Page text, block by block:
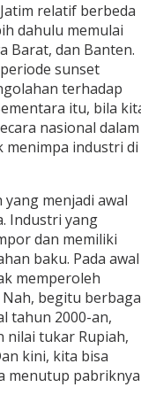
relatif berbeda
dahulu memulai
Barat, dan Banten.
sunset
terhadap
itu, bila
nasional dalam
menimpa industri di
yang menjadi awal
Industri yang
dan memiliki
baku. Pada awal
memperoleh
begitu
tahun 2000-an,
nilai tukar Rupiah,
kini, kita bisa
menutup pabriknya